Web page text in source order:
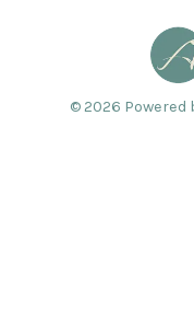
© 2026 Powered